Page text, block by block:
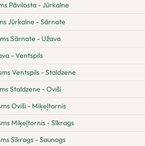
Pāvilosta - Jūrkalne
Jūrkalne - Sārnate
Sārnate - Užava
- Ventspils
Ventspils - Staldzene
Staldzene - Oviši
Oviši - Miķeļtornis
Miķeļtornis - Sīkrags
Sīkrags - Saunags